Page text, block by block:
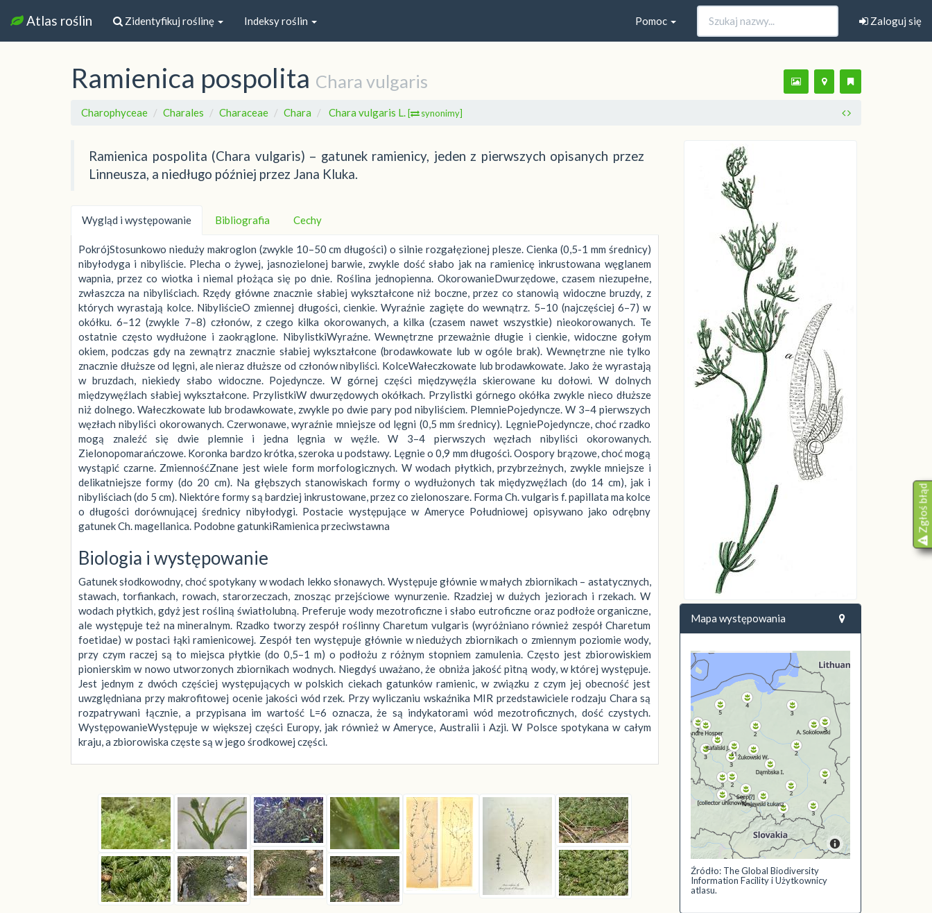
Atlas roślin Zidentyfikuj roślinę Indeksy roślin Zaloguj się
Pomoc
Ramienica pospolita Chara vulgaris
Charophyceae Charales Characeae Chara Chara vulgaris L. [ synonimy]
Ramienica pospolita (Chara vulgaris) – gatunek ramienicy, jeden z pierwszych opisanych przez
Linneusza, a niedługo później przez Jana Kluka.
Wygląd i występowanie Bibliografia Cechy
PokrójStosunkowo nieduży makroglon (zwykle 10–50 cm długości) o silnie rozgałęzionej plesze. Cienka (0,5-1 mm średnicy)
nibyłodyga i nibyliście. Plecha o żywej, jasnozielonej barwie, zwykle dość słabo jak na ramienicę inkrustowana węglanem
wapnia, przez co wiotka i niemal płożąca się po dnie. Roślina jednopienna. OkorowanieDwurzędowe, czasem niezupełne,
zwłaszcza na nibyliściach. Rzędy główne znacznie słabiej wykształcone niż boczne, przez co stanowią widoczne bruzdy, z
których wyrastają kolce. NibyliścieO zmiennej długości, cienkie. Wyraźnie zagięte do wewnątrz. 5–10 (najczęściej 6–7) w
okółku. 6–12 (zwykle 7–8) członów, z czego kilka okorowanych, a kilka (czasem nawet wszystkie) nieokorowanych. Te
ostatnie często wydłużone i zaokrąglone. NibylistkiWyraźne. Wewnętrzne przeważnie długie i cienkie, widoczne gołym
okiem, podczas gdy na zewnątrz znacznie słabiej wykształcone (brodawkowate lub w ogóle brak). Wewnętrzne nie tylko
znacznie dłuższe od lęgni, ale nieraz dłuższe od członów nibyliści. KolceWałeczkowate lub brodawkowate. Jako że wyrastają
w bruzdach, niekiedy słabo widoczne. Pojedyncze. W górnej części międzywęźla skierowane ku dołowi. W dolnych
międzywęźlach słabiej wykształcone. PrzylistkiW dwurzędowych okółkach. Przylistki górnego okółka zwykle nieco dłuższe
niż dolnego. Wałeczkowate lub brodawkowate, zwykle po dwie pary pod nibyliściem. PlemniePojedyncze. W 3–4 pierwszych
węzłach nibyliści okorowanych. Czerwonawe, wyraźnie mniejsze od lęgni (0,5 mm średnicy). LęgniePojedyncze, choć rzadko
mogą znaleźć się dwie plemnie i jedna lęgnia w węźle. W 3–4 pierwszych węzłach nibyliści okorowanych.
Zielonopomarańczowe. Koronka bardzo krótka, szeroka u podstawy. Lęgnie o 0,9 mm długości. Oospory brązowe, choć mogą
wystąpić czarne. ZmiennośćZnane jest wiele form morfologicznych. W wodach płytkich, przybrzeżnych, zwykle mniejsze i
delikatniejsze formy (do 20 cm). Na głębszych stanowiskach formy o wydłużonych tak międyzwęźlach (do 14 cm), jak i
nibyliściach (do 5 cm). Niektóre formy są bardziej inkrustowane, przez co zielonoszare. Forma Ch. vulgaris f. papillata ma kolce
o długości dorównującej średnicy nibyłodygi. Postacie występujące w Ameryce Południowej opisywano jako odrębny
gatunek Ch. magellanica. Podobne gatunkiRamienica przeciwstawna
Biologia i występowanie
Gatunek słodkowodny, choć spotykany w wodach lekko słonawych. Występuje głównie w małych zbiornikach – astatycznych,
stawach, torfiankach, rowach, starorzeczach, znosząc przejściowe wynurzenie. Rzadziej w dużych jeziorach i rzekach. W
wodach płytkich, gdyż jest rośliną światłolubną. Preferuje wody mezotroficzne i słabo eutroficzne oraz podłoże organiczne,
ale występuje też na mineralnym. Rzadko tworzy zespół roślinny Charetum vulgaris (wyróżniano również zespół Charetum
foetidae) w postaci łąki ramienicowej. Zespół ten występuje głównie w niedużych zbiornikach o zmiennym poziomie wody,
przy czym raczej są to miejsca płytkie (do 0,5–1 m) o podłożu z różnym stopniem zamulenia. Często jest zbiorowiskiem
pionierskim w nowo utworzonych zbiornikach wodnych. Niegdyś uważano, że obniża jakość pitną wody, w której występuje.
Jest jednym z dwóch częściej występujących w polskich ciekach gatunków ramienic, w związku z czym jej obecność jest
uwzględniana przy makrofitowej ocenie jakości wód rzek. Przy wyliczaniu wskaźnika MIR przedstawiciele rodzaju Chara są
rozpatrywani łącznie, a przypisana im wartość L=6 oznacza, że są indykatorami wód mezotroficznych, dość czystych.
WystępowanieWystępuje w większej części Europy, jak również w Ameryce, Australii i Azji. W Polsce spotykana w całym
kraju, a zbiorowiska częste są w jego środkowej części.
Mapa występowania
Źródło: The Global Biodiversity
Information Facility i Użytkownicy
atlasu.
Zgłoś błąd